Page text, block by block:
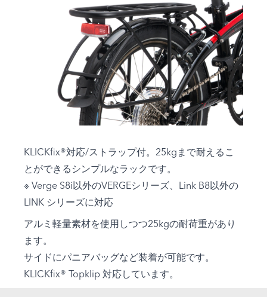
KLICKfix®対応/ストラップ付。25kgまで耐えるこ
とができるシンプルなラックです。
※ Verge S8i以外のVERGEシリーズ、Link B8以外の
LINK シリーズに対応
アルミ軽量素材を使用しつつ25kgの耐荷重があり
ます。
サイドにパニアバッグなど装着が可能です。
KLICKfix® Topklip 対応しています。